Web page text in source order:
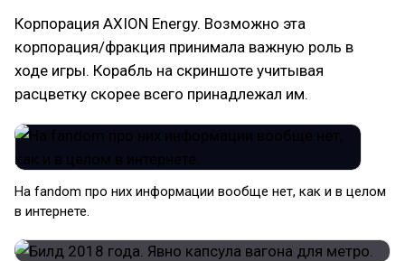
Корпорация AXION Energy. Возможно эта
корпорация/фракция принимала важную роль в
ходе игры. Корабль на скриншоте учитывая
расцветку скорее всего принадлежал им.
На fandom про них информации вообще нет, как и в целом
в интернете.